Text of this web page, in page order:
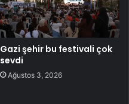
Gazi şehir bu festivali çok
sevdi
Ağustos 3, 2026